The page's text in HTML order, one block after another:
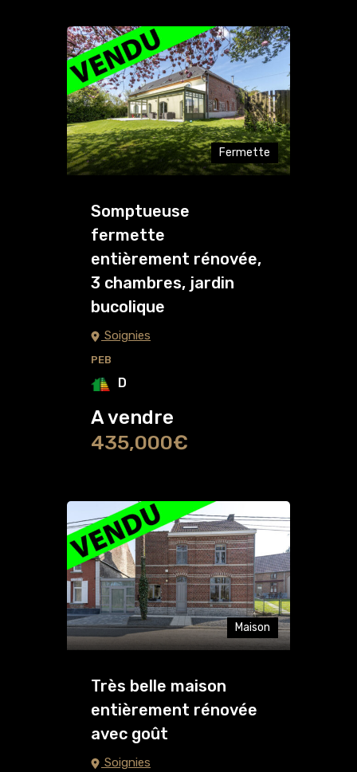
Fermette
Somptueuse
fermette
entièrement rénovée,
3 chambres, jardin
bucolique
Soignies
PEB
D
A vendre
435,000€
Maison
Très belle maison
entièrement rénovée
avec goût
Soignies